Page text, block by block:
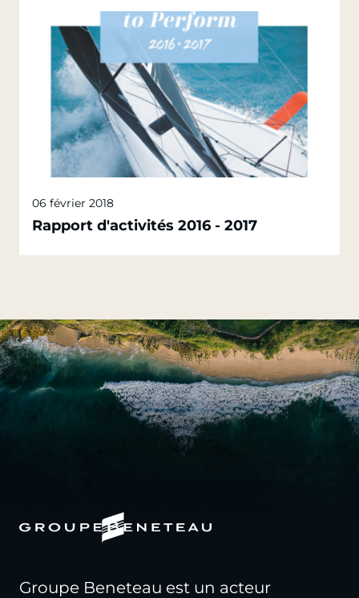
06 février 2018
Rapport d'activités 2016 - 2017
Groupe Beneteau est un acteur